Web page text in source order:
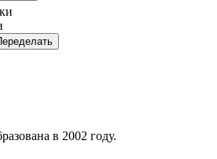
в 2002 году.